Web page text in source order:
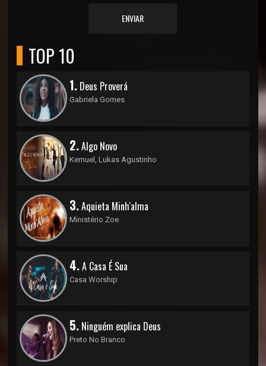
ENVIAR
TOP 10
1. Deus Proverá
Gabriela Gomes
2.Algo Novo
Kemuel, Lukas Agustinho
3.Aquieta Minh'alma
Ministério Zoe
4.A Casa É Sua
Casa Worship
5. Ninguém explica Deus
Preto No Branco